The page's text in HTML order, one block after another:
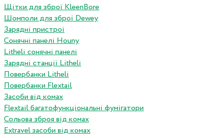
Щітки для зброї KleenBore
Шомполи для зброї Dewey
Зарядні пристрої
Сонячні панелі Houny
Litheli сонячні панелі
Зарядні станції Litheli
Повербанки Litheli
Повербанки Flextail
Засоби від комах
Flextail багатофункціональні фумігатори
Сольова зброя від комах
Extravel засоби від комах